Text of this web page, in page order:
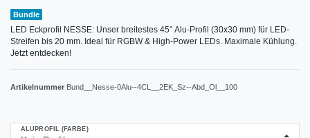
Bundle
LED Eckprofil NESSE: Unser breitestes 45° Alu-Profil (30x30 mm) für LED-
Streifen bis 20 mm. Ideal für RGBW & High-Power LEDs. Maximale Kühlung.
Jetzt entdecken!
Artikelnummer Bund__Nesse-0Alu--4CL__2EK_Sz--Abd_Ol__100
ALUPROFIL (FARBE)